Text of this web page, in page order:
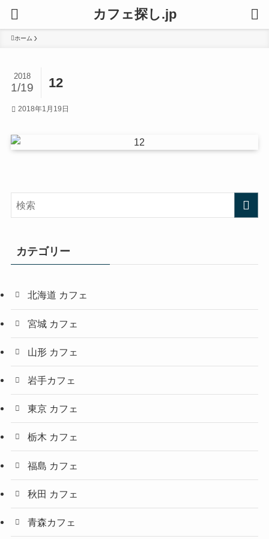
カフェ探し.jp
ホーム
12
2018
1/19
2018年1月19日
カテゴリー
北海道 カフェ
宮城 カフェ
山形 カフェ
岩手カフェ
東京 カフェ
栃木 カフェ
福島 カフェ
秋田 カフェ
青森カフェ